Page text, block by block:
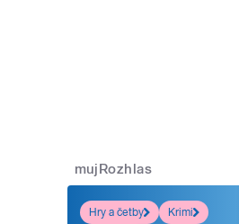
mujRozhlas
Hry a četby
Krimi